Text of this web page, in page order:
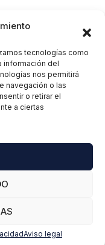
tecnologías como
información del
nos permitirá
navegación o las
o retirar el
a ciertas
Aviso legal
soledad no es el
el compliance
de los mejores
Máster en
de Datos